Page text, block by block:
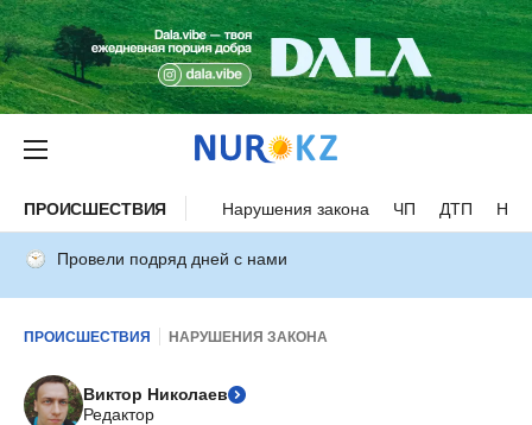
ПРОИСШЕСТВИЯ Нарушения закона ЧП ДТП
Провели подряд дней с нами
ПРОИСШЕСТВИЯ НАРУШЕНИЯ ЗАКОНА
Виктор Николаев
Редактор